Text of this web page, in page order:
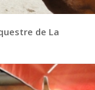
de La